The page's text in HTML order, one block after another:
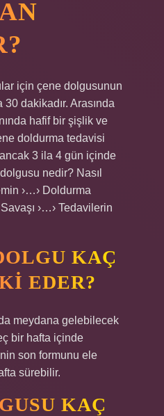
için çene dolgusunun
dakikadır. Arasında
hafif bir şişlik ve
doldurma tedavisi
3 ila 4 gün içinde
nedir? Nasıl
›…› Doldurma
›…› Tedavilerin
KAÇ
EDER?
meydana gelebilecek
bir hafta içinde
son formunu ele
sürebilir.
KAÇ